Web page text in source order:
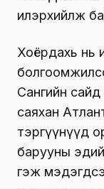
илэрхийлж
Хоёрдахь нь
Сангийн
саяхан
тэргүүнүүд
барууны
гэж